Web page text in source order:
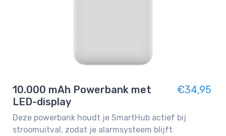
10.000 mAh Powerbank met
LED-display
€34,95
Deze powerbank houdt je SmartHub actief bij
stroomuitval, zodat je alarmsysteem blijft